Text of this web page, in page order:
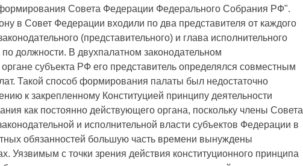
Совета Федерации Федерального Собрания РФ".
в Совет Федерации входили по два представителя от каждого
(представительного) и глава исполнительного
по должности. В двухпалатном законодательном
субъекта РФ его представитель определялся совместным
Такой способ формирования палаты был недостаточно
к закрепленному Конституцией принципу деятельности
как постоянно действующего органа, поскольку члены Совета
и исполнительной власти субъектов Федерации в
обязанностей большую часть времени вынуждены
Уязвимым с точки зрения действия конституционного принципа